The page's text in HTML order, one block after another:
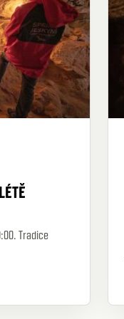
Tradice